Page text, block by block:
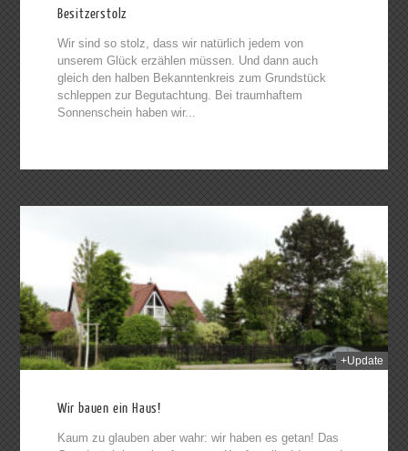
Besitzerstolz
Wir sind so stolz, dass wir natürlich jedem von
unserem Glück erzählen müssen. Und dann auch
gleich den halben Bekanntenkreis zum Grundstück
schleppen zur Begutachtung. Bei traumhaftem
Sonnenschein haben wir...
+Update
Wir bauen ein Haus!
Kaum zu glauben aber wahr: wir haben es getan! Das